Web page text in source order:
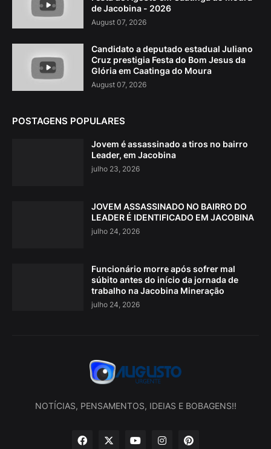
de Jacobina - 2026
August 07, 2026
Candidato a deputado estadual Juliano
Cruz prestigia Festa do Bom Jesus da
Glória em Caatinga do Moura
August 07, 2026
POSTAGENS POPULARES
Jovem é assassinado a tiros no bairro
Leader, em Jacobina
julho 23, 2026
JOVEM ASSASSINADO NO BAIRRO DO
LEADER É IDENTIFICADO EM JACOBINA
julho 24, 2026
Funcionário morre após sofrer mal
súbito antes do início da jornada de
trabalho na Jacobina Mineração
julho 24, 2026
NOTÍCIAS, PENSAMENTOS, IDEIAS E BOBAGENS!!